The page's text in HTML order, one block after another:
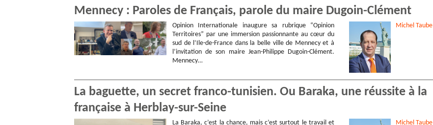
Mennecy : Paroles de Français, parole du maire Dugoin-Clément
Opinion Internationale inaugure sa rubrique “Opinion
Territoires” par une immersion passionnante au cœur du
sud de l’Ile-de-France dans la belle ville de Mennecy et à
l’invitation de son maire Jean-Philippe Dugoin-Clément.
Mennecy…
Michel Taube
La baguette, un secret franco-tunisien. Ou Baraka, une réussite à la
française à Herblay-sur-Seine
La Baraka, c’est la chance, mais c’est surtout le travail et
Michel Taube